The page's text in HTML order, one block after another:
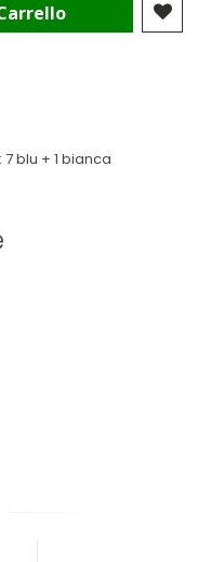
blu + 1 bianca